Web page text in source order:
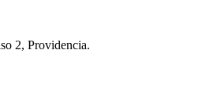
2, Providencia.